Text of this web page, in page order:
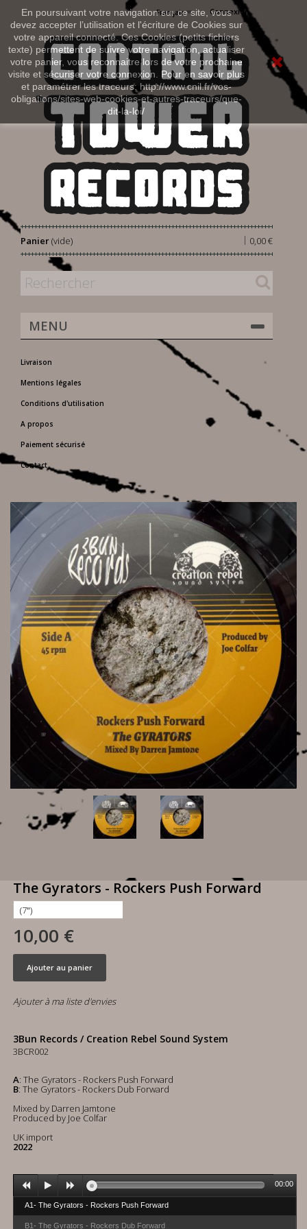
En poursuivant votre navigation sur ce site, vous
devez accepter l’utilisation et l'écriture de Cookies sur
votre appareil connecté. Ces Cookies (petits fichiers
texte) permettent de suivre votre navigation, actualiser
votre panier, vous reconnaitre lors de votre prochaine
visite et sécuriser votre connexion. Pour en savoir plus
et paramétrer les traceurs: http://www.cnil.fr/vos-
obligations/sites-web-cookies-et-autres-traceurs/que-
dit-la-loi/
Connexion
Français
Panier 0,00 €
|
(vide)
MENU
Livraison
Mentions légales
Conditions d'utilisation
A propos
Paiement sécurisé
Contact
The Gyrators - Rockers Push Forward
10,00 €
Ajouter au panier
Ajouter à ma liste d'envies
3Bun Records / Creation Rebel Sound System
3BCR002
A: The Gyrators - Rockers Push Forward
B: The Gyrators - Rockers Dub Forward
Mixed by Darren Jamtone
Produced by Joe Colfar
UK import
2022
A1- The Gyrators - Rockers Push Forward
B1- The Gyrators - Rockers Dub Forward
00:00